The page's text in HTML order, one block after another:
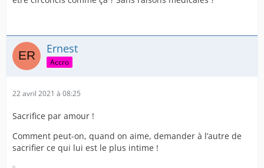
Ernest
Accro
22 avril 2021 à 08:25
Sacrifice par amour !
Comment peut-on, quand on aime, demander à l’autre de
sacrifier ce qui lui est le plus intime !